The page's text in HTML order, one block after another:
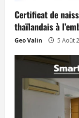
Certificat de
thaïlandais à
Geo Valin 5 Août